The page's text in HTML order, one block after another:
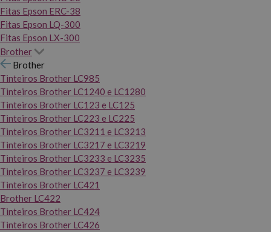
Fitas Epson ERC-38
Fitas Epson LQ-300
Fitas Epson LX-300
Brother
Brother
Tinteiros Brother LC985
Tinteiros Brother LC1240 e LC1280
Tinteiros Brother LC123 e LC125
Tinteiros Brother LC223 e LC225
Tinteiros Brother LC3211 e LC3213
Tinteiros Brother LC3217 e LC3219
Tinteiros Brother LC3233 e LC3235
Tinteiros Brother LC3237 e LC3239
Tinteiros Brother LC421
Brother LC422
Tinteiros Brother LC424
Tinteiros Brother LC426